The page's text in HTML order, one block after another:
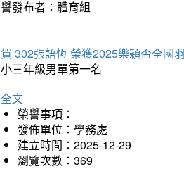
發布者：體育組
302張語恆 榮獲2025樂穎盃全國
三年級男單第一名
文
榮譽事項：
發佈單位：學務處
建立時間：2025-12-29
瀏覽次數：369